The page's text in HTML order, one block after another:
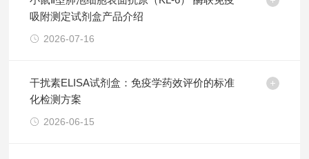
吸附测定试剂盒产品介绍
2026-07-16
干扰素ELISA试剂盒：免疫学药效评价的标准
化检测方案
2026-06-15